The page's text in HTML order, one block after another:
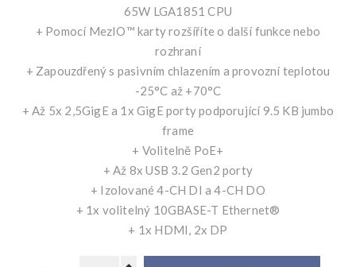
65W LGA1851 CPU
+ Pomocí MezIO™ karty rozšíříte o další funkce nebo
rozhraní
+ Zapouzdřený s pasivním chlazením a provozní teplotou
-25°C až +70°C
+ Až 5x 2,5GigE a 1x GigE porty podporující 9.5 KB jumbo
frame
+ Volitelně PoE+
+ Až 8x USB 3.2 Gen2 porty
+ Izolované 4-CH DI a 4-CH DO
+ 1x volitelný 10GBASE-T Ethernet®
+ 1x HDMI, 2x DP